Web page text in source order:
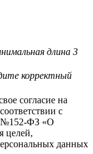
длина 3
корректный
согласие на
с
№152-ФЗ «О
целей,
данных